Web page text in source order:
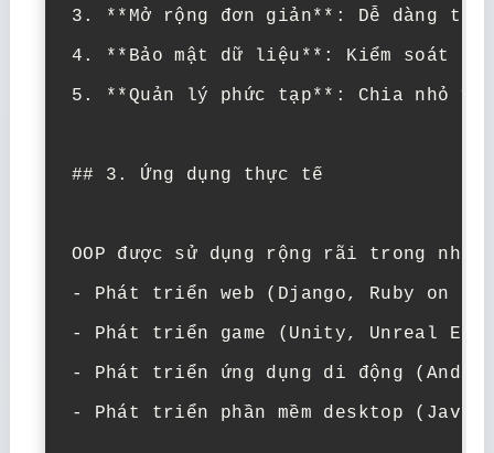
3. **Mở rộng đơn giản**: Dễ dàng
4. **Bảo mật dữ liệu**: Kiểm soát
5. **Quản lý phức tạp**: Chia nhỏ
## 3. Ứng dụng thực tế
OOP được sử dụng rộng rãi trong
- Phát triển web (Django, Ruby on
- Phát triển game (Unity, Unreal
- Phát triển ứng dụng di động
- Phát triển phần mềm desktop (Java,